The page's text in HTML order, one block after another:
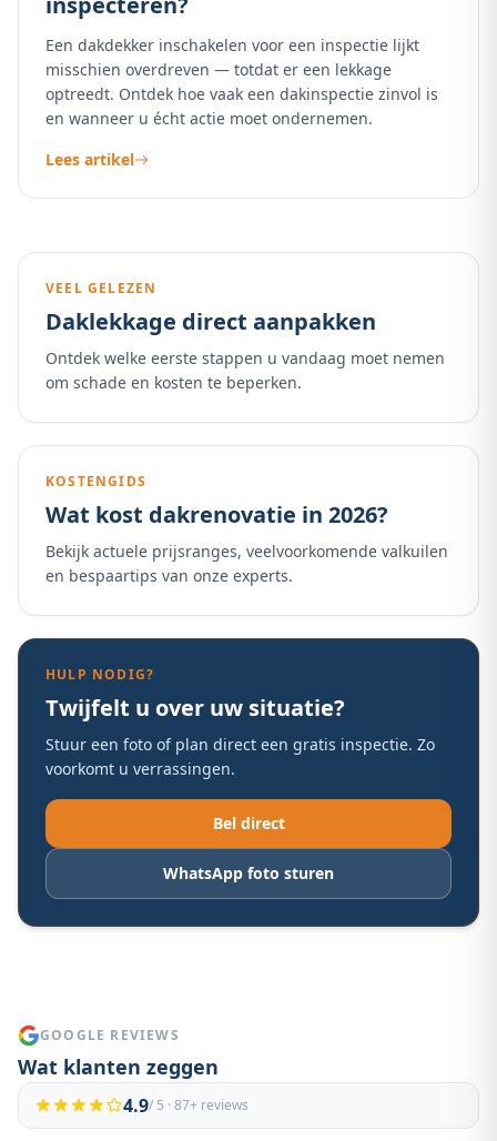
Een dakdekker inschakelen voor een inspectie lijkt
misschien overdreven — totdat er een lekkage
optreedt. Ontdek hoe vaak een dakinspectie zinvol is
en wanneer u écht actie moet ondernemen.
Lees artikel
VEEL GELEZEN
Daklekkage direct aanpakken
Ontdek welke eerste stappen u vandaag moet nemen
om schade en kosten te beperken.
KOSTENGIDS
Wat kost dakrenovatie in 2026?
Bekijk actuele prijsranges, veelvoorkomende valkuilen
en bespaartips van onze experts.
HULP NODIG?
Twijfelt u over uw situatie?
Stuur een foto of plan direct een gratis inspectie. Zo
voorkomt u verrassingen.
Bel direct
WhatsApp foto sturen
GOOGLE REVIEWS
Wat klanten zeggen
4.9/ 5 · 87+ reviews